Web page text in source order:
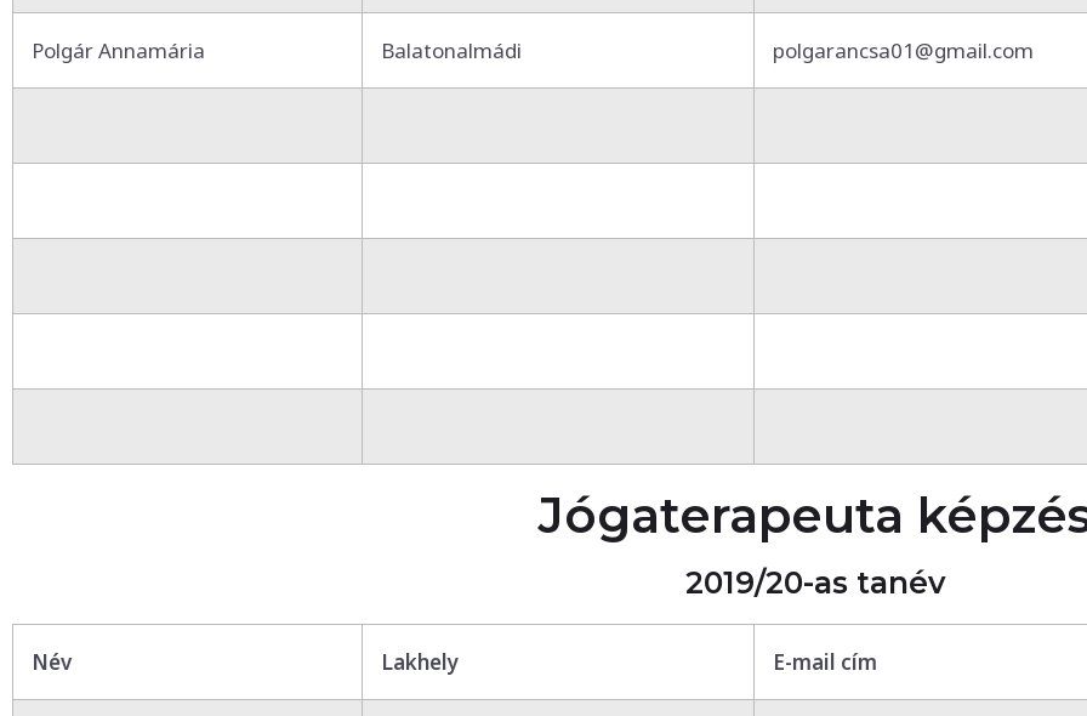
Polgár Annamária Balatonalmádi polgarancsa01@gmail.com
Jógaterapeuta
2019/20-as tanév
Név Lakhely E-mail cím